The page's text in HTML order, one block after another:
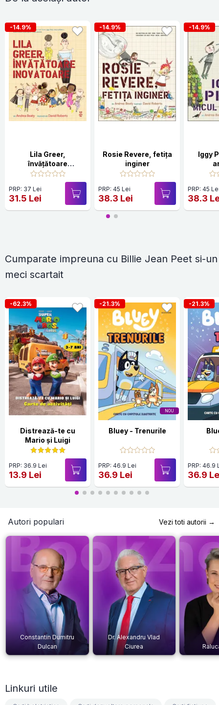
-14.9%
Lila Greer,
învățătoare
inovatoare
PRP: 37 Lei
31.5 Lei
-14.9%
Rosie Revere, fetița
inginer
PRP: 45 Lei
38.3 Lei
-14.9%
Iggy
PRP: 45
38.3
Cumparate impreuna cu Billie Jean Peet si-un
meci scartait
-62.3%
Distrează-te cu
Mario și Luigi
PRP: 36.9 Lei
13.9 Lei
NOU
-21.3%
Bluey - Trenurile
PRP: 46.9 Lei
36.9 Lei
-21.3%
PRP: 46.9
36.9
Autori populari Vezi toti autorii →
Constantin Dumitru
Dulcan
Dr. Alexandru Vlad
Ciurea
Linkuri utile